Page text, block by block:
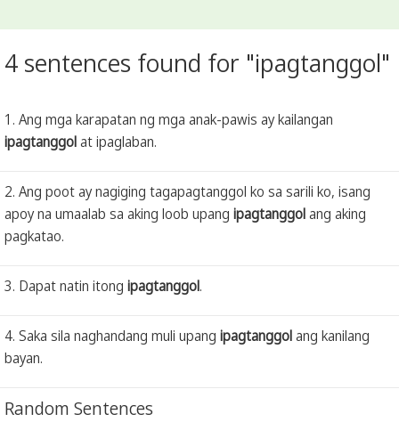
4 sentences found for "ipagtanggol"
1. Ang mga karapatan ng mga anak-pawis ay kailangan
ipagtanggolat ipaglaban.
2. Ang poot ay nagiging tagapagtanggol ko sa sarili ko, isang
apoy na umaalab sa aking loob upang ipagtanggolang aking
pagkatao.
3. Dapat natin itong ipagtanggol.
4. Saka sila naghandang muli upang ipagtanggolang kanilang
bayan.
Random Sentences